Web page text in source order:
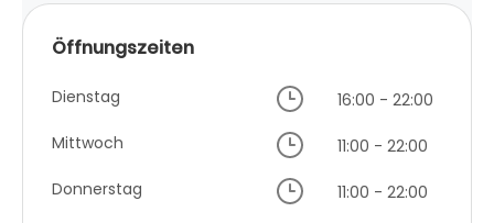
Öffnungszeiten
Dienstag
16:00 - 22:00
Mittwoch
11:00 - 22:00
Donnerstag
11:00 - 22:00